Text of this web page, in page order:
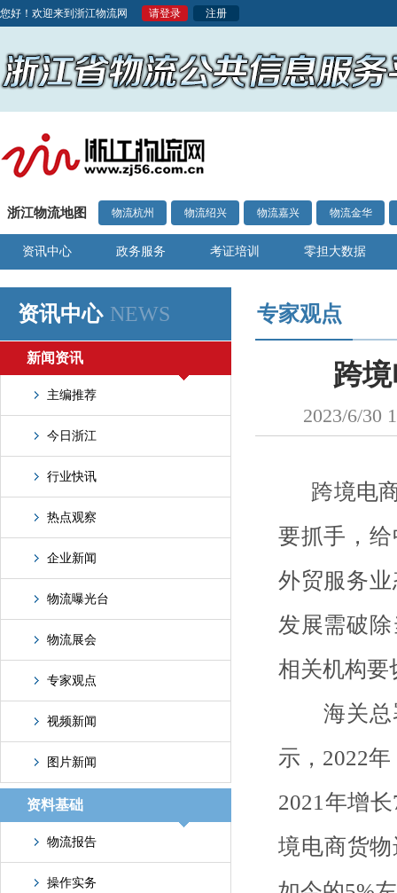
您好！欢迎来到浙江物流网 请登录 注册
浙江物流地图 物流杭州 物流绍兴 物流嘉兴 物流金华
资讯中心 政务服务 考证培训 零担大数据
资讯中心 NEWS
新闻资讯
主编推荐
今日浙江
行业快讯
热点观察
企业新闻
物流曝光台
物流展会
专家观点
视频新闻
图片新闻
资料基础
物流报告
操作实务
专家观点
跨
2023/6/
跨境电商
要抓手，
外贸服务
发展需破
相关机构要
海关总署
示，2022
2021年增
境电商货